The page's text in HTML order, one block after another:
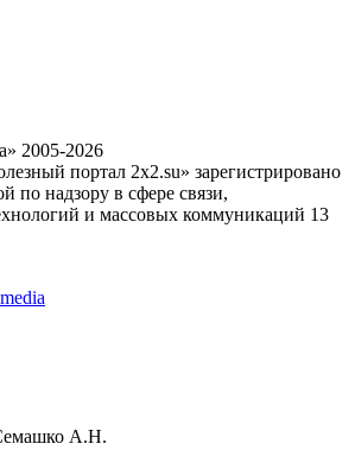
2005-2026
портал 2x2.su» зарегистрировано
по надзору в сфере связи,
и массовых коммуникаций 13
А.Н.